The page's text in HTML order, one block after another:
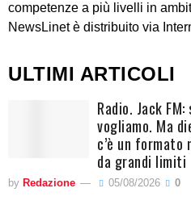
competenze a più livelli in
NewsLinet è distribuito via
ULTIMI ARTICOLI
Radio. Jack
vogliamo. Ma
c’è un formato
da grandi limiti
by Redazione 05/08/2026 0